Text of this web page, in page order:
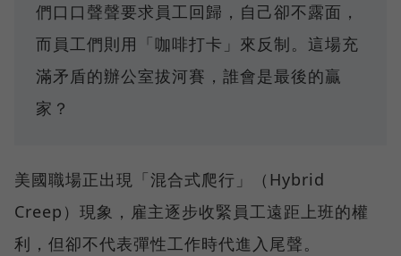
們口口聲聲要求員工回歸，自己卻不露面，
而員工們則用「咖啡打卡」來反制。這場充
滿矛盾的辦公室拔河賽，誰會是最後的贏
家？
美國職場正出現「混合式爬行」（Hybrid
Creep）現象，雇主逐步收緊員工遠距上班的權
利，但卻不代表彈性工作時代進入尾聲。